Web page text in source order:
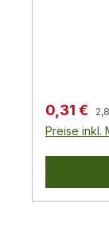
diesem
Sie
0,31 €
Preise inkl.